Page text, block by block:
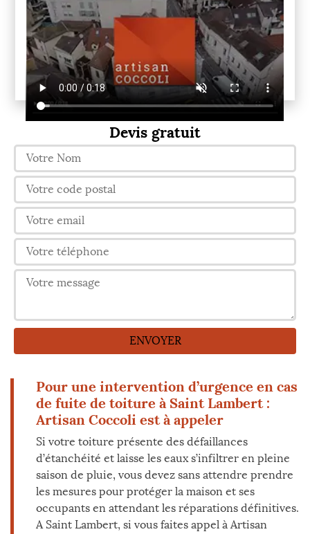
Devis gratuit
Pour une intervention d’urgence en cas
de fuite de toiture à Saint Lambert :
Artisan Coccoli est à appeler
Si votre toiture présente des défaillances
d’étanchéité et laisse les eaux s’infiltrer en pleine
saison de pluie, vous devez sans attendre prendre
les mesures pour protéger la maison et ses
occupants en attendant les réparations définitives.
A Saint Lambert, si vous faites appel à Artisan